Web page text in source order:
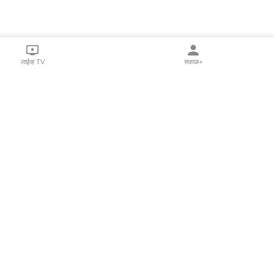
लाईव्ह TV सकाळ+